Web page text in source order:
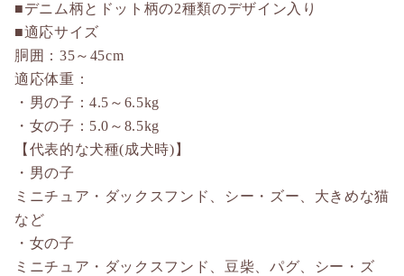
■デニム柄とドット柄の2種類のデザイン入り
■適応サイズ
胴囲：35～45cm
適応体重：
・男の子：4.5～6.5kg
・女の子：5.0～8.5kg
【代表的な犬種(成犬時)】
・男の子
ミニチュア・ダックスフンド、シー・ズー、大きめな猫
など
・女の子
ミニチュア・ダックスフンド、豆柴、パグ、シー・ズ